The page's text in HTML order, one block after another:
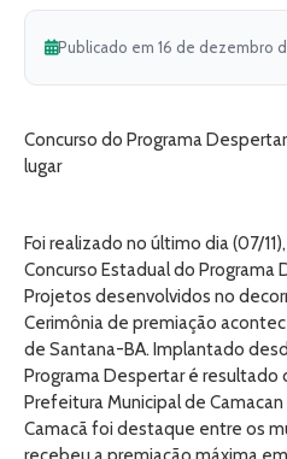
Publicado em 16 de dezembro
Concurso do Programa
lugar
Foi realizado no último dia (07/
Concurso Estadual do Programa
Projetos desenvolvidos no
Cerimônia de premiação
de Santana-BA. Implantado
Programa Despertar é resultado
Prefeitura Municipal de Camacan
Camacã foi destaque entre os